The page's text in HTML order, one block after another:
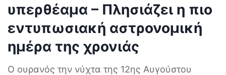
υπερθέαμα – Πλησιάζει η πιο
εντυπωσιακή αστρονομική
ημέρα της χρονιάς
Ο ουρανός την νύχτα της 12ης Αυγούστου